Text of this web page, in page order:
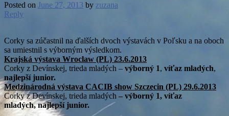
Posted on June 27, 2013 by zuzana
Reply
Corky sa zúčastnil na ďalších dvoch výstavách v Poľsku a na oboch
sa umiestnil s výborným výsledkom.
Krajská výstava Wroclaw (PL) 23.6.2013
Corky z Devínskej, trieda mladých – výborný 1, víťaz mladých,
najlepší junior.
Medzinárodná výstava CACIB show Szczecin (PL) 29.6.2013
Corky z Devínskej, trieda mladých – výborný 1, víťaz
mladých,najlepší junior.